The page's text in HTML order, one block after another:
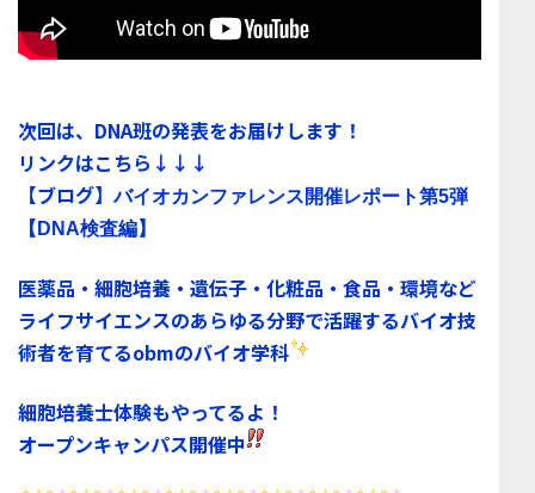
次回は、DNA班の発表をお届けします！
リンクはこちら↓↓↓
【ブログ】バイオカンファレンス開催レポート第5弾
【DNA検査編】
医薬品・細胞培養・遺伝子・化粧品・食品・環境など
ライフサイエンスのあらゆる分野で活躍するバイオ技
術者を育てるobmのバイオ学科
細胞培養士体験もやってるよ！
オープンキャンパス開催中